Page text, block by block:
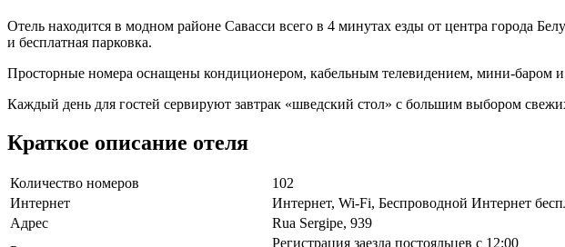
Отель находится в модном районе Савасси всего в 4 минутах езды от центра города
и бесплатная парковка.
Просторные номера оснащены кондиционером, кабельным телевидением, мини-баром и
Каждый день для гостей сервируют завтрак «шведский стол» с большим выбором
Краткое описание отеля
Количество номеров
102
Интернет
Интернет, Wi-Fi, Беспроводной Интернет
Адрес
Rua Sergipe, 939
Регистрация заезда постояльцев с 12:00